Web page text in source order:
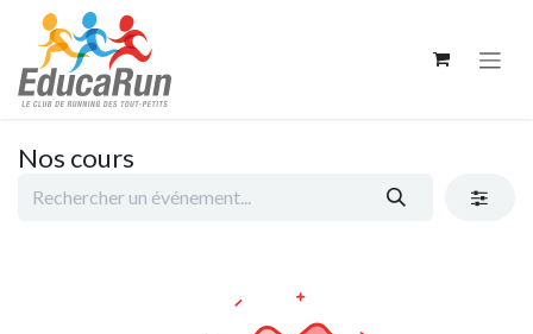
Se rendre au contenu
Nos cours